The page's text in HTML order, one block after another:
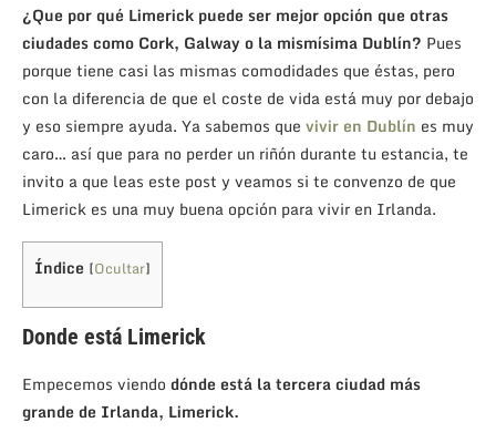
¿Que por qué Limerick puede ser mejor opción que otras
ciudades como Cork, Galway o la mismísima Dublín? Pues
porque tiene casi las mismas comodidades que éstas, pero
con la diferencia de que el coste de vida está muy por debajo
y eso siempre ayuda. Ya sabemos que vivir en Dublín es muy
caro… así que para no perder un riñón durante tu estancia, te
invito a que leas este post y veamos si te convenzo de que
Limerick es una muy buena opción para vivir en Irlanda.
Índice [Ocultar]
Donde está Limerick
Empecemos viendo dónde está la tercera ciudad más
grande de Irlanda, Limerick.